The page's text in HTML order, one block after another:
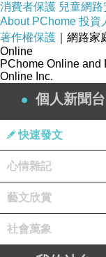
消費者保護 兒童網路
About PChome 投資
著作權保護 ｜網路
Online
PChome Online and
Online Inc.
個人新聞台
快速發文
心情雜記
藝文欣賞
社會萬象